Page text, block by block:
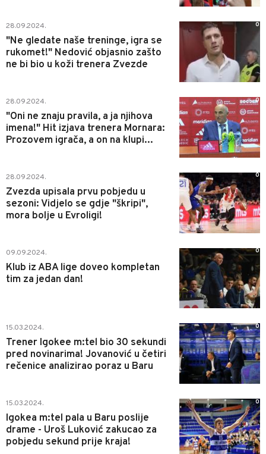
28.09.2024.
"Ne gledate naše treninge, igra se
rukomet!" Nedović objasnio zašto
ne bi bio u koži trenera Zvezde
0
28.09.2024.
"Oni ne znaju pravila, a ja njihova
imena!" Hit izjava trenera Mornara:
Prozovem igrača, a on na klupi...
0
28.09.2024.
Zvezda upisala prvu pobjedu u
sezoni: Vidjelo se gdje "škripi",
mora bolje u Evroligi!
0
09.09.2024.
Klub iz ABA lige doveo kompletan
tim za jedan dan!
0
15.03.2024.
Trener Igokee m:tel bio 30 sekundi
pred novinarima! Jovanović u četiri
rečenice analizirao poraz u Baru
0
15.03.2024.
Igokea m:tel pala u Baru poslije
drame - Uroš Luković zakucao za
pobjedu sekund prije kraja!
0